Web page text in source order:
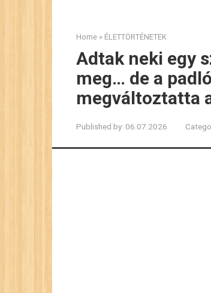
Home » ÉLETTÖRTÉNETEK
Adtak neki egy
meg… de a
megváltoztatta
Published by: 06.07.2026